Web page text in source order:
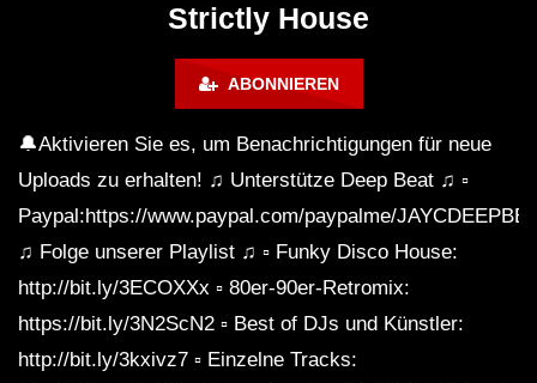
Strictly House
ABONNIEREN
🔔Aktivieren Sie es, um Benachrichtigungen für neue
Uploads zu erhalten! ♫ Unterstütze Deep Beat ♫ ▫
Paypal:https://www.paypal.com/paypalme/
♫ Folge unserer Playlist ♫ ▫ Funky Disco House:
http://bit.ly/3ECOXXx ▫ 80er-90er-Retromix:
https://bit.ly/3N2ScN2 ▫ Best of DJs und Künstler:
http://bit.ly/3kxivz7 ▫ Einzelne Tracks: